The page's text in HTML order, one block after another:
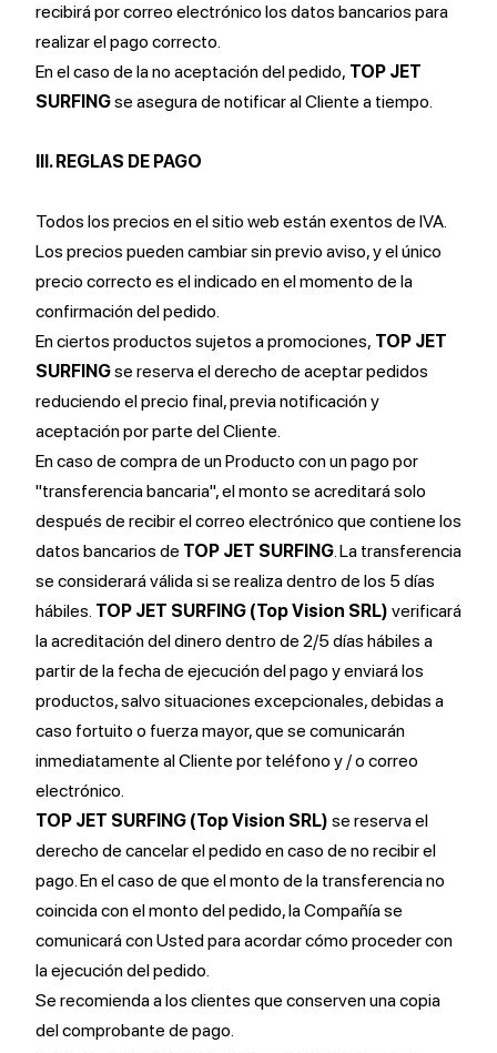
recibirá por correo electrónico los datos bancarios para
realizar el pago correcto.
En el caso de la no aceptación del pedido, TOP JET
SURFINGse asegura de notificar al Cliente a tiempo.
III. REGLAS DE PAGO
Todos los precios en el sitio web están exentos de IVA.
Los precios pueden cambiar sin previo aviso, y el único
precio correcto es el indicado en el momento de la
confirmación del pedido.
En ciertos productos sujetos a promociones, TOP JET
SURFINGse reserva el derecho de aceptar pedidos
reduciendo el precio final, previa notificación y
aceptación por parte del Cliente.
En caso de compra de un Producto con un pago por
"transferencia bancaria", el monto se acreditará solo
después de recibir el correo electrónico que contiene los
datos bancarios de TOP JET SURFING. La transferencia
se considerará válida si se realiza dentro de los 5 días
hábiles. TOP JET SURFING (Top Vision SRL) verificará
la acreditación del dinero dentro de 2/5 días hábiles a
partir de la fecha de ejecución del pago y enviará los
productos, salvo situaciones excepcionales, debidas a
caso fortuito o fuerza mayor, que se comunicarán
inmediatamente al Cliente por teléfono y / o correo
electrónico.
TOP JET SURFING (Top Vision SRL) se reserva el
derecho de cancelar el pedido en caso de no recibir el
pago. En el caso de que el monto de la transferencia no
coincida con el monto del pedido, la Compañía se
comunicará con Usted para acordar cómo proceder con
la ejecución del pedido.
Se recomienda a los clientes que conserven una copia
del comprobante de pago.